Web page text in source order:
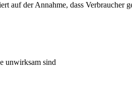
auf der Annahme, dass
unwirksam sind